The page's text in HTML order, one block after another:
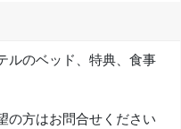
ルのベッド、特典、食事
の方はお問合せください